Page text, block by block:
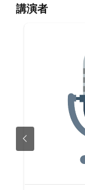
講演者